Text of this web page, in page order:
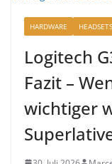
HARDWARE HEADSETS
Logitech
Fazit –
wichtiger